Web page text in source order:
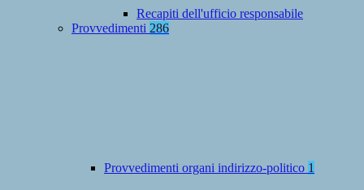
Recapiti dell'ufficio responsabile
Provvedimenti 286
Provvedimenti organi indirizzo-politico 1